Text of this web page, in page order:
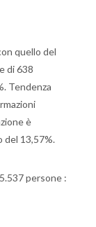
quello del
di 638
Tendenza
è
del 13,57%.
persone :